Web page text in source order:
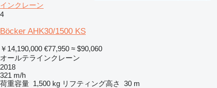
インクレーン
4
Böcker AHK30/1500 KS
￥14,190,000 €77,950 ≈ $90,060
オールテラインクレーン
2018
321 m/h
荷重容量 1,500 kg リフティング高さ
30 m